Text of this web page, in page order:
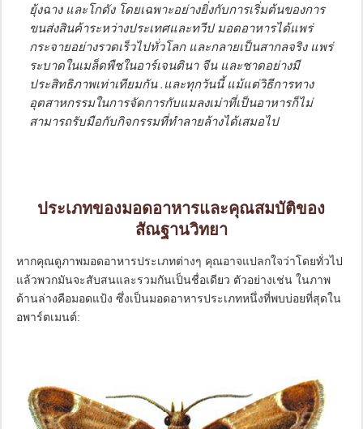
ยุ้งฉาง และโกดัง โดยเฉพาะอย่างยิ่งกับการเริ่มต้นของการ
ขนส่งสินค้าระหว่างประเทศและทวีป มอดอาหารได้แพร่
กระจายอย่างรวดเร็วไปทั่วโลก และกลายเป็นสากลจริง แพร่
ระบาดในเมล็ดพืชในอาร์เจนตินา จีน และชาดอย่างมี
ประสิทธิภาพเท่าเทียมกัน .และทุกวันนี้ แม้แต่วิธีการทาง
อุตสาหกรรมในการจัดการกับแมลงเม่าที่เป็นอาหารก็ไม่
สามารถรับมือกับกิจกรรมที่ทำลายล้างได้เสมอไป
ประเภทของมอดอาหารและคุณสมบัติของ
สัณฐานวิทยา
หากคุณดูภาพมอดอาหารประเภทต่างๆ คุณอาจแปลกใจว่าโดยทั่วไป
แล้วพวกมันจะสับสนและรวมกันเป็นชื่อเดียว ตัวอย่างเช่น ในภาพ
ด้านล่างคือมอดแป้ง ซึ่งเป็นมอดอาหารประเภทหนึ่งที่พบบ่อยที่สุดใน
อพาร์ตเมนต์: